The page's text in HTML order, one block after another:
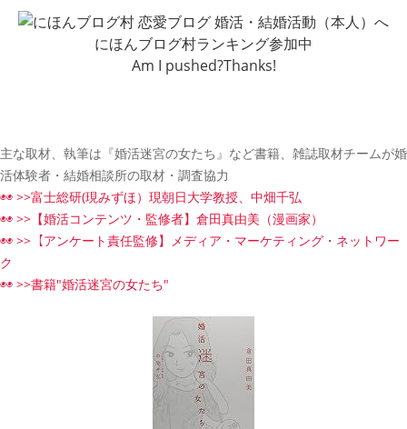
にほんブログ村ランキング参加中
Am I pushed?Thanks!
主な取材、執筆は『婚活迷宮の女たち』など書籍、雑誌取材チームが婚
活体験者・結婚相談所の取材・調査協力
◉◉ >>富士総研(現みずほ）現朝日大学教授、中畑千弘
◉◉ >>【婚活コンテンツ・監修者】倉田真由美（漫画家）
◉◉ >>【アンケート責任監修】メディア・マーケティング・ネットワー
ク
◉◉ >>書籍"婚活迷宮の女たち"